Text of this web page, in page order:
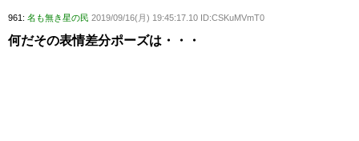
961: 名も無き星の民 2019/09/16(月) 19:45:17.10 ID:CSKuMVmT0
何だその表情差分ポーズは・・・